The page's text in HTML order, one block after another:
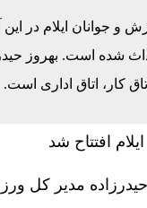
۷۳۸۰ دستگاه اتوبوس برای جابه‌جایی زائران اربعین به‌ کارگیری شد
همکاری
هزینه احداث شده است.
کار، اتاق اداری
مدیر کل